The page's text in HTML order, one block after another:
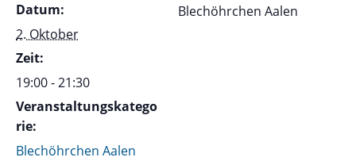
Datum:
2. Oktober
Zeit:
19:00 - 21:30
Veranstaltungskatego
rie:
Blechöhrchen Aalen
Blechöhrchen Aalen